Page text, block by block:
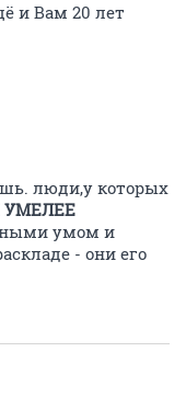
и Вам 20 лет
люди,у которых
умом и
- они его